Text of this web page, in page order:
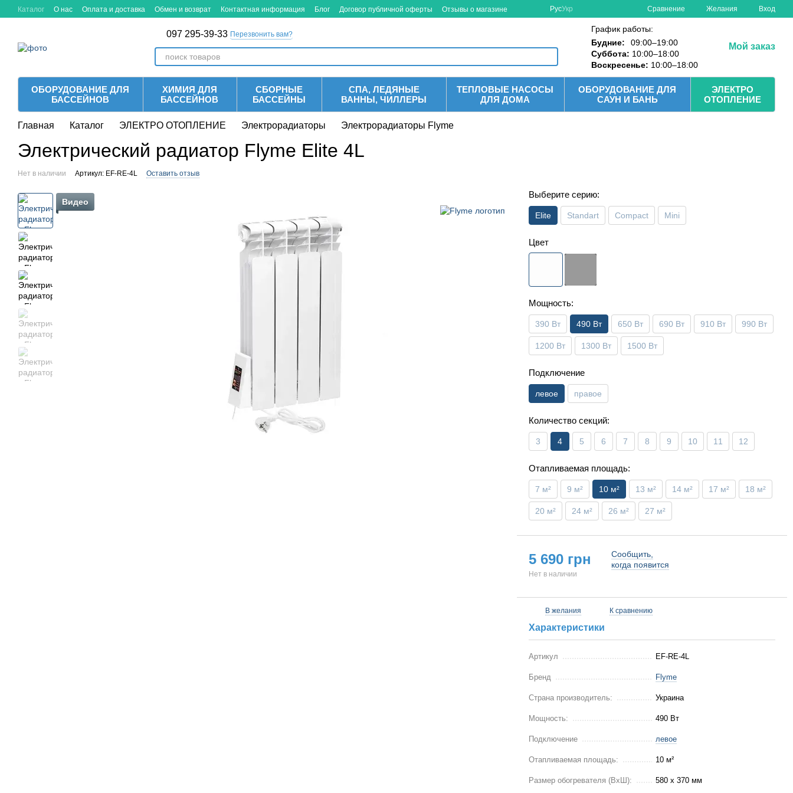
Перейти к основному контенту
Каталог О нас Оплата и доставка Обмен и возврат Контактная информация Блог Договор публичной оферты Отзывы о магазине РусУкр Сравнение Желания Вход
097 295-39-33 Перезвонить вам?
График работы:
Будние:
09:00–19:00
Суббота: 10:00–18:00
Воскресенье: 10:00–18:00
Мой заказ
ОБОРУДОВАНИЕ ДЛЯ
БАССЕЙНОВ
ХИМИЯ ДЛЯ
БАССЕЙНОВ
СБОРНЫЕ
БАССЕЙНЫ
СПА, ЛЕДЯНЫЕ
ВАННЫ, ЧИЛЛЕРЫ
ТЕПЛОВЫЕ НАСОСЫ
ДЛЯ ДОМА
ОБОРУДОВАНИЕ ДЛЯ
САУН И БАНЬ
ЭЛЕКТРО
ОТОПЛЕНИЕ
Главная Каталог ЭЛЕКТРО ОТОПЛЕНИЕ Электрорадиаторы Электрорадиаторы Flyme
Электрический радиатор Flyme Elite 4L
Нет в наличии Артикул: EF-RE-4L Оставить отзыв
Видео
Выберите серию:
Elite Standart Compact Mini
Цвет
Мощность:
390 Вт 490 Вт 650 Вт 690 Вт 910 Вт 990 Вт
1200 Вт 1300 Вт 1500 Вт
Подключение
левое правое
Количество секций:
3 4 5 6 7 8 9 10 11 12
Отапливаемая площадь:
7 м² 9 м² 10 м² 13 м² 14 м² 17 м² 18 м²
20 м² 24 м² 26 м² 27 м²
5 690 грн
Нет в наличии
Сообщить,
когда появится
В желания К сравнению
Характеристики
Артикул EF-RE-4L
Бренд Flyme
Страна производитель: Украина
Мощность: 490 Вт
Подключение левое
Отапливаемая площадь: 10 м²
Размер обогревателя (ВхШ): 580 х 370 мм